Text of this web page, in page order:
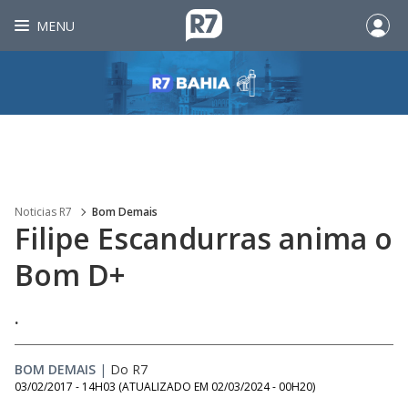
MENU
Noticias R7 Bom Demais
Filipe Escandurras anima o
Bom D+
.
BOM DEMAIS | Do R7
03/02/2017 - 14H03 (ATUALIZADO EM 02/03/2024 - 00H20)